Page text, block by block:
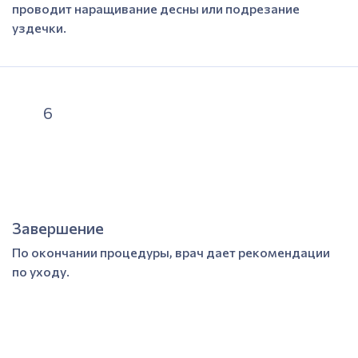
проводит наращивание десны или подрезание
уздечки.
6
Завершение
По окончании процедуры, врач дает рекомендации
по уходу.